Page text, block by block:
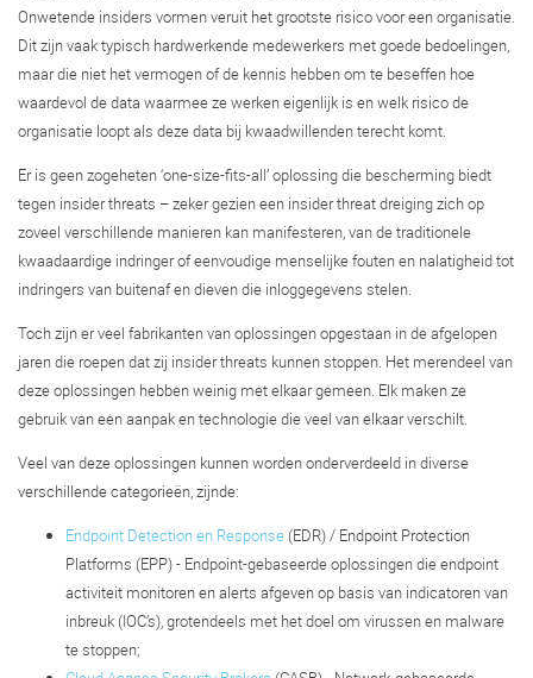
Onwetende insiders vormen veruit het grootste risico voor een organisatie.
Dit zijn vaak typisch hardwerkende medewerkers met goede bedoelingen,
maar die niet het vermogen of de kennis hebben om te beseffen hoe
waardevol de data waarmee ze werken eigenlijk is en welk risico de
organisatie loopt als deze data bij kwaadwillenden terecht komt.
Er is geen zogeheten ‘one-size-fits-all’ oplossing die bescherming biedt
tegen insider threats – zeker gezien een insider threat dreiging zich op
zoveel verschillende manieren kan manifesteren, van de traditionele
kwaadaardige indringer of eenvoudige menselijke fouten en nalatigheid tot
indringers van buitenaf en dieven die inloggegevens stelen.
Toch zijn er veel fabrikanten van oplossingen opgestaan in de afgelopen
jaren die roepen dat zij insider threats kunnen stoppen. Het merendeel van
deze oplossingen hebben weinig met elkaar gemeen. Elk maken ze
gebruik van een aanpak en technologie die veel van elkaar verschilt.
Veel van deze oplossingen kunnen worden onderverdeeld in diverse
verschillende categorieën, zijnde:
Endpoint Detection en Response (EDR) / Endpoint Protection
Platforms (EPP) - Endpoint-gebaseerde oplossingen die endpoint
activiteit monitoren en alerts afgeven op basis van indicatoren van
inbreuk (IOC’s), grotendeels met het doel om virussen en malware
te stoppen;